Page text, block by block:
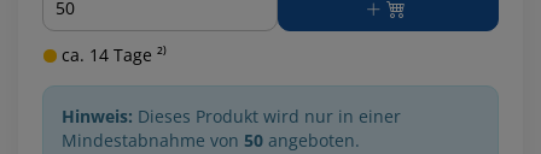
ca. 14 Tage ²⁾
Hinweis: Dieses Produkt wird nur in einer
Mindestabnahme von 50 angeboten.